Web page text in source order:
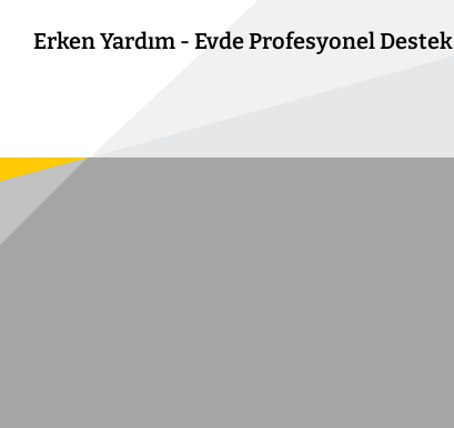
Erken Yardım - Evde Profesyonel Destek